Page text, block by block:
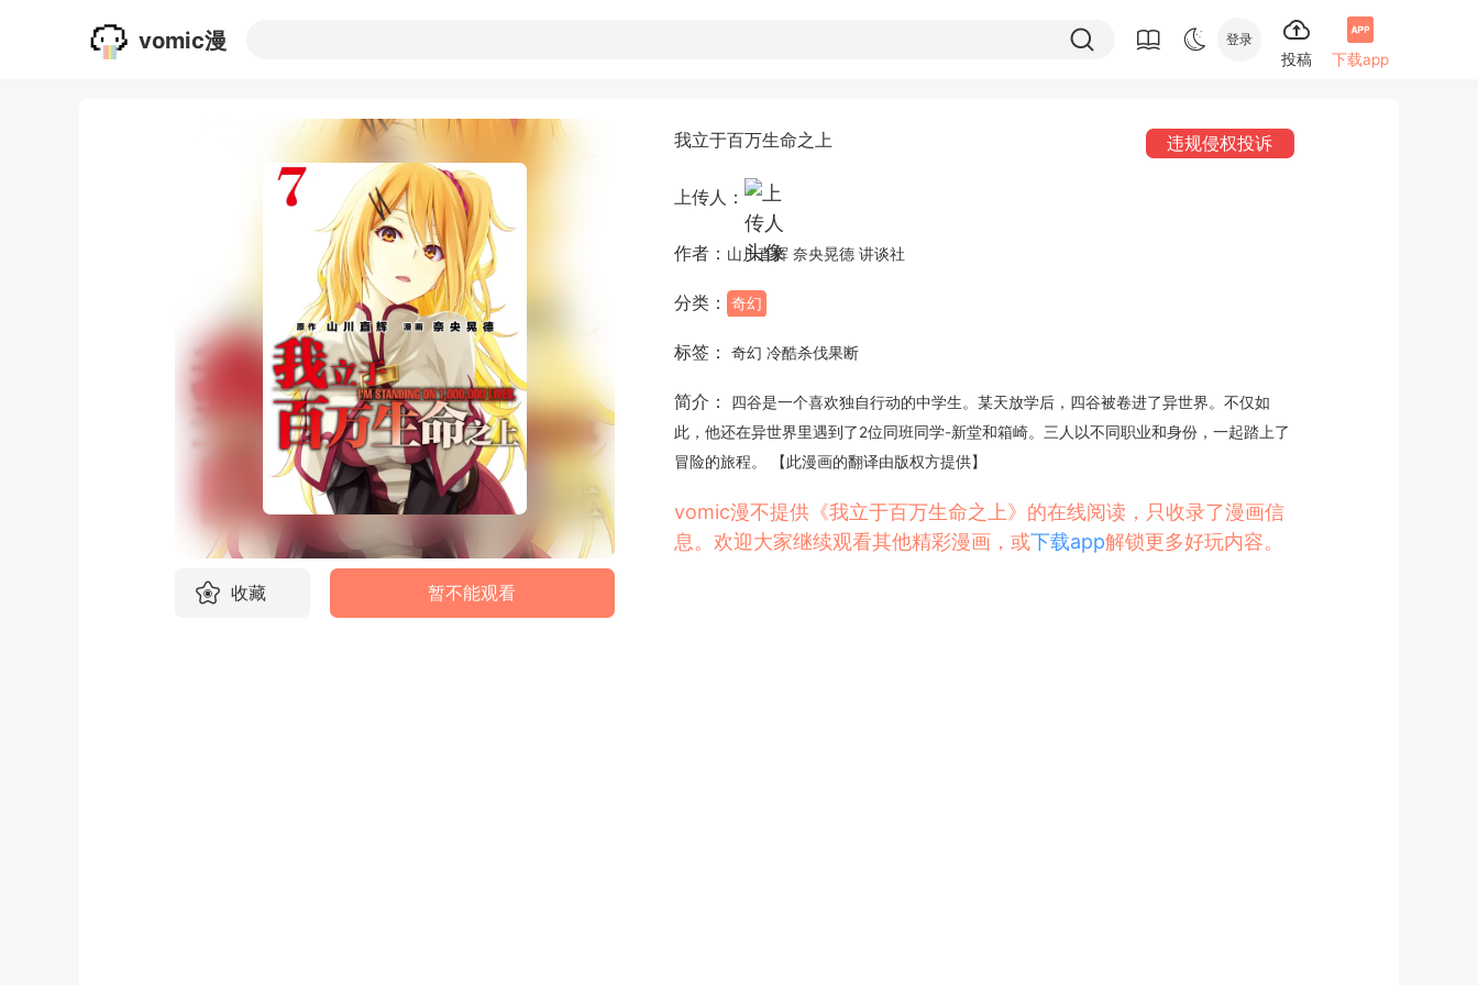
vomic漫 登录
投稿 下载app
收藏 暂不能观看
我立于百万生命之上 违规侵权投诉
上传人：
作者： 山川直辉 奈央晃德 讲谈社
分类： 奇幻
标签： 奇幻 冷酷杀伐果断
简介：
四谷是一个喜欢独自行动的中学生。某天放学后，四谷被卷进了异世界。不仅如
此，他还在异世界里遇到了2位同班同学-新堂和箱崎。三人以不同职业和身份，一起踏上了
冒险的旅程。 【此漫画的翻译由版权方提供】
vomic漫不提供《我立于百万生命之上》的在线阅读，只收录了漫画信
息。欢迎大家继续观看其他精彩漫画，或下载app解锁更多好玩内容。